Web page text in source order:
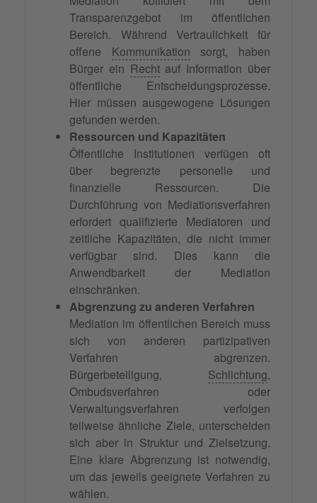
Transparenzgebot im öffentlichen
Bereich. Während Vertraulichkeit für
offene Kommunikation sorgt, haben
Bürger ein Rechtauf Information über
öffentliche Entscheidungsprozesse.
Hier müssen ausgewogene Lösungen
gefunden werden.
Ressourcen und Kapazitäten
Öffentliche Institutionen verfügen oft
über begrenzte personelle und
finanzielle Ressourcen. Die
Durchführung von Mediationsverfahren
erfordert qualifizierte Mediatoren und
zeitliche Kapazitäten, die nicht immer
verfügbar sind. Dies kann die
Anwendbarkeit der Mediation
einschränken.
Abgrenzung zu anderen Verfahren
Mediation im öffentlichen Bereich muss
sich von anderen partizipativen
Verfahren abgrenzen.
Bürgerbeteiligung, Schlichtung,
Ombudsverfahren oder
Verwaltungsverfahren verfolgen
teilweise ähnliche Ziele, unterscheiden
sich aber in Struktur und Zielsetzung.
Eine klare Abgrenzung ist notwendig,
um das jeweils geeignete Verfahren zu
wählen.